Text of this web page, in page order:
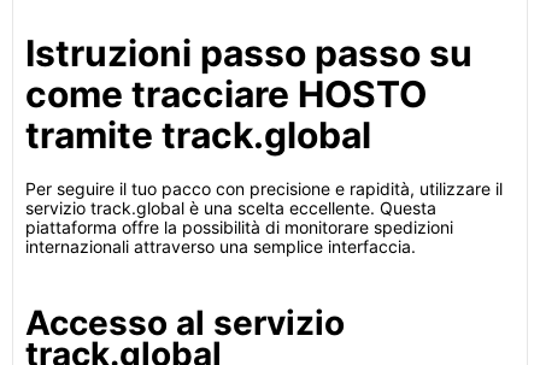
Istruzioni passo passo su
come tracciare HOSTO
tramite track.global
Per seguire il tuo pacco con precisione e rapidità, utilizzare il
servizio track.global è una scelta eccellente. Questa
piattaforma offre la possibilità di monitorare spedizioni
internazionali attraverso una semplice interfaccia.
Accesso al servizio
track.global